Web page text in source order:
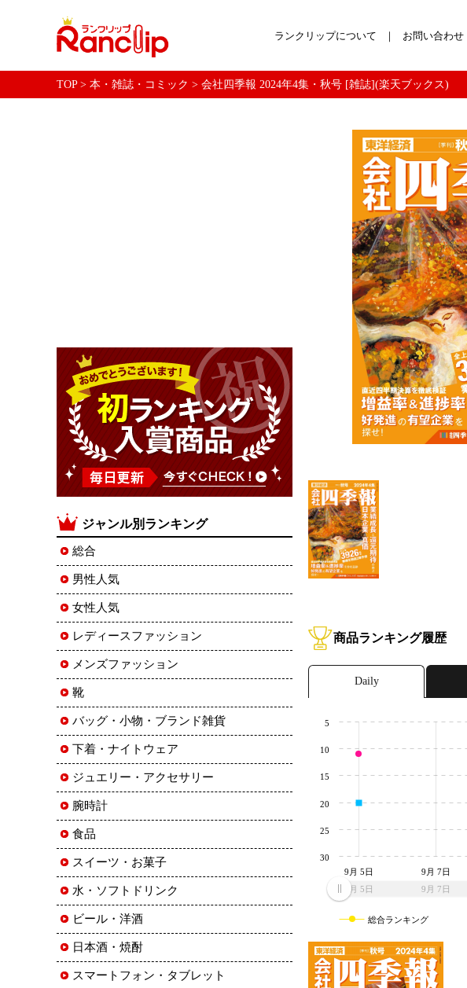
ランクリップについて お問い合わせ
TOP> 本・雑誌・コミック > 会社四季報 2024年4集・秋号 [雑誌](楽天ブックス)
商品ランキング履歴
Daily
9月 5日 9月 7日
9月 5日 9月 7日
5
10
15
20
25
30
総合ランキング
ジャンル別ランキング
総合
男性人気
女性人気
レディースファッション
メンズファッション
靴
バッグ・小物・ブランド雑貨
下着・ナイトウェア
ジュエリー・アクセサリー
腕時計
食品
スイーツ・お菓子
水・ソフトドリンク
ビール・洋酒
日本酒・焼酎
スマートフォン・タブレット